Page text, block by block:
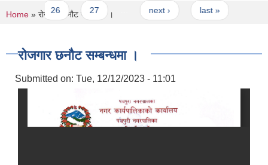
26 27 next › last »
You are here
Home » रोजगार छनौट सम्बन्धमा ।
रोजगार छनौट सम्बन्धमा ।
Submitted on: Tue, 12/12/2023 - 11:01